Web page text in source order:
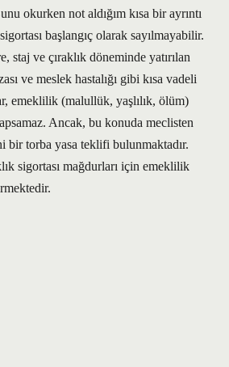
okurken not aldığım kısa bir ayrıntı
başlangıç olarak sayılmayabilir.
staj ve çıraklık döneminde yatırılan
ve meslek hastalığı gibi kısa vadeli
emeklilik (malullük, yaşlılık, ölüm)
Ancak, bu konuda meclisten
bir torba yasa teklifi bulunmaktadır.
sigortası mağdurları için emeklilik